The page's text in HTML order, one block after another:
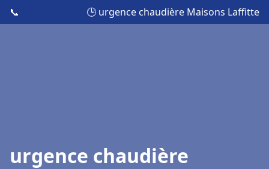
📞 🕒 urgence chaudière Maisons Laffitte
urgence chaudière